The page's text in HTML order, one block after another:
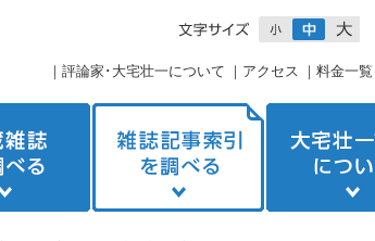
｜ 評論家･大宅壮一について ｜ アクセス ｜ 料金一覧